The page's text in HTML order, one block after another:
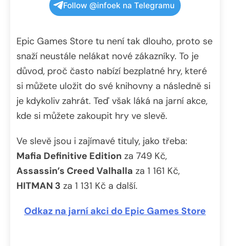
Follow @infoek na Telegramu
Epic Games Store tu není tak dlouho, proto se
snaží neustále nelákat nové zákazníky. To je
důvod, proč často nabízí bezplatné hry, které
si můžete uložit do své knihovny a následně si
je kdykoliv zahrát. Teď však láká na jarní akce,
kde si můžete zakoupit hry ve slevě.
Ve slevě jsou i zajímavé tituly, jako třeba:
Mafia Definitive Edition za 749 Kč,
Assassin’s Creed Valhalla za 1 161 Kč,
HITMAN 3 za 1 131 Kč a další.
Odkaz na jarní akci do Epic Games Store